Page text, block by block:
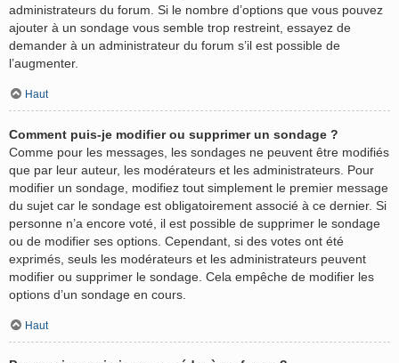
administrateurs du forum. Si le nombre d’options que vous pouvez
ajouter à un sondage vous semble trop restreint, essayez de
demander à un administrateur du forum s’il est possible de
l’augmenter.
Haut
Comment puis-je modifier ou supprimer un sondage ?
Comme pour les messages, les sondages ne peuvent être modifiés
que par leur auteur, les modérateurs et les administrateurs. Pour
modifier un sondage, modifiez tout simplement le premier message
du sujet car le sondage est obligatoirement associé à ce dernier. Si
personne n’a encore voté, il est possible de supprimer le sondage
ou de modifier ses options. Cependant, si des votes ont été
exprimés, seuls les modérateurs et les administrateurs peuvent
modifier ou supprimer le sondage. Cela empêche de modifier les
options d’un sondage en cours.
Haut